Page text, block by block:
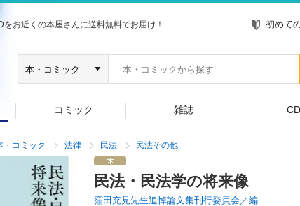
お近くの本屋さんに送料無料でお届け！ 初めて
コミック 雑誌 CD
・コミック 法律 民法 民法その他
民法・民法学の将来像
窪田充見先生追悼論文集刊行委員会／編